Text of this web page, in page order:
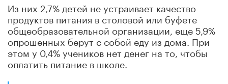
Из них 2,7% детей не устраивает качество
продуктов питания в столовой или буфете
общеобразовательной организации, еще 5,9%
опрошенных берут с собой еду из дома. При
этом у 0,4% учеников нет денег на то, чтобы
оплатить питание в школе.